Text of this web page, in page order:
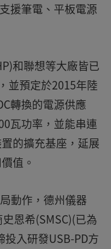
援筆電、平板電源
和聯想等大廠皆已
並預定於2015年陸
轉換的電源供應
瓦功率，並能串連
的擴充基座，延展
值。
動作，德州儀器
恩希(SMSC)(已為
入研發USB-PD方